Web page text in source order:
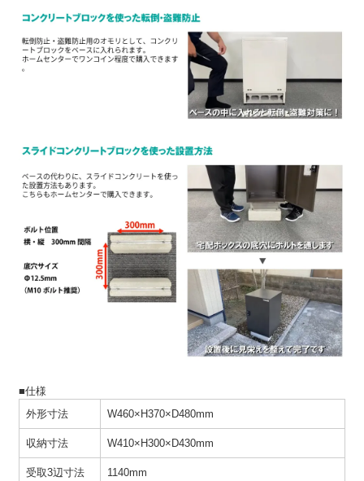
■仕様
外形寸法
W460×H370×D480mm
収納寸法 W410×H300×D430mm
受取3辺寸法 1140mm